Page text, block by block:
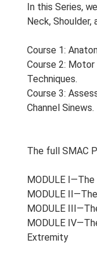
In this Series,
Neck, Shoulder,
Course 1:
Course 2:
Techniques.
Course 3:
Channel Sinews.
The full SMAC
MODULE I—The
MODULE
MODULE
MODULE
Extremity